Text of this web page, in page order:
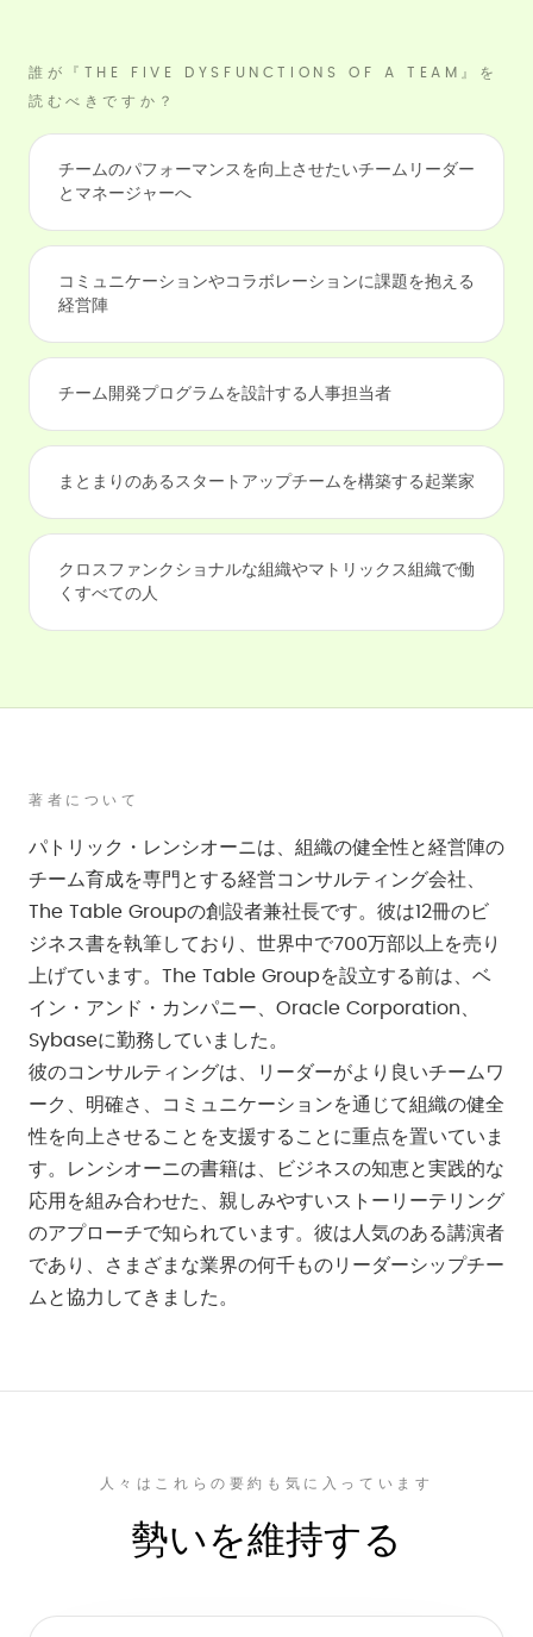
誰が『THE FIVE DYSFUNCTIONS OF A TEAM』を
読むべきですか？
チームのパフォーマンスを向上させたいチームリーダー
とマネージャーへ
コミュニケーションやコラボレーションに課題を抱える
経営陣
チーム開発プログラムを設計する人事担当者
まとまりのあるスタートアップチームを構築する起業家
クロスファンクショナルな組織やマトリックス組織で働
くすべての人
著者について
パトリック・レンシオーニは、組織の健全性と経営陣の
チーム育成を専門とする経営コンサルティング会社、
The Table Groupの創設者兼社長です。彼は12冊のビ
ジネス書を執筆しており、世界中で700万部以上を売り
上げています。The Table Groupを設立する前は、ベ
イン・アンド・カンパニー、Oracle Corporation、
Sybaseに勤務していました。
彼のコンサルティングは、リーダーがより良いチームワ
ーク、明確さ、コミュニケーションを通じて組織の健全
性を向上させることを支援することに重点を置いていま
す。レンシオーニの書籍は、ビジネスの知恵と実践的な
応用を組み合わせた、親しみやすいストーリーテリング
のアプローチで知られています。彼は人気のある講演者
であり、さまざまな業界の何千ものリーダーシップチー
ムと協力してきました。
人々はこれらの要約も気に入っています
勢いを維持する